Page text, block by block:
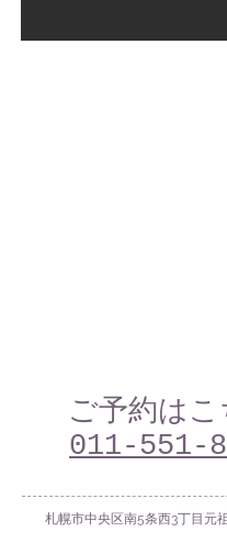
ご予約はこ
011-551-
札幌市中央区南5条西3丁目元